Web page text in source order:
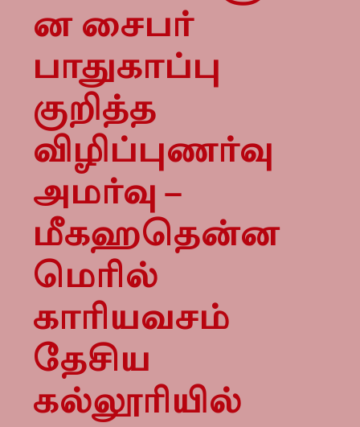
ன சைபர்
பாதுகாப்பு
குறித்த
விழிப்புணர்வு
அமர்வு –
மீகஹதென்ன
மெரில்
காரியவசம்
தேசிய
கல்லூரியில்